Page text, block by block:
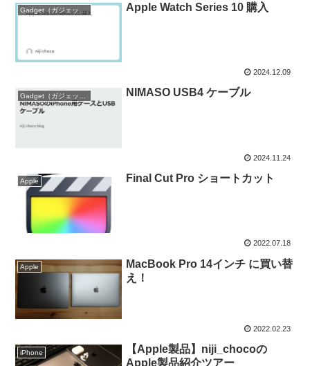
Gadget（ガジェット） Apple Watch Series 10 購入
2024.12.09
NIMASO USB4 ケーブル
2024.11.24
Apple Final Cut Pro ショートカット
2022.07.18
Apple
MacBook Pro 14インチ に買い替
え！
2022.02.23
iPhone
【Apple製品】niji_chocoの
Apple製品紹介ツアー